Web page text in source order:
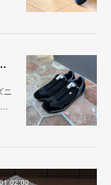
魅せる絶妙な配色
ニ
…
02:00